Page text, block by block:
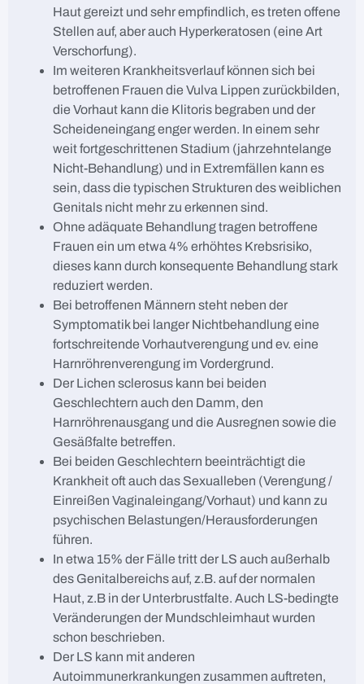
Haut gereizt und sehr empfindlich, es treten offene
Stellen auf, aber auch Hyperkeratosen (eine Art
Verschorfung).
Im weiteren Krankheitsverlauf können sich bei
betroffenen Frauen die Vulva Lippen zurückbilden,
die Vorhaut kann die Klitoris begraben und der
Scheideneingang enger werden. In einem sehr
weit fortgeschrittenen Stadium (jahrzehntelange
Nicht-Behandlung) und in Extremfällen kann es
sein, dass die typischen Strukturen des weiblichen
Genitals nicht mehr zu erkennen sind.
Ohne adäquate Behandlung tragen betroffene
Frauen ein um etwa 4% erhöhtes Krebsrisiko,
dieses kann durch konsequente Behandlung stark
reduziert werden.
Bei betroffenen Männern steht neben der
Symptomatik bei langer Nichtbehandlung eine
fortschreitende Vorhautverengung und ev. eine
Harnröhrenverengung im Vordergrund.
Der Lichen sclerosus kann bei beiden
Geschlechtern auch den Damm, den
Harnröhrenausgang und die Ausregnen sowie die
Gesäßfalte betreffen.
Bei beiden Geschlechtern beeinträchtigt die
Krankheit oft auch das Sexualleben (Verengung /
Einreißen Vaginaleingang/Vorhaut) und kann zu
psychischen Belastungen/Herausforderungen
führen.
In etwa 15% der Fälle tritt der LS auch außerhalb
des Genitalbereichs auf, z.B. auf der normalen
Haut, z.B in der Unterbrustfalte. Auch LS-bedingte
Veränderungen der Mundschleimhaut wurden
schon beschrieben.
Der LS kann mit anderen
Autoimmunerkrankungen zusammen auftreten,